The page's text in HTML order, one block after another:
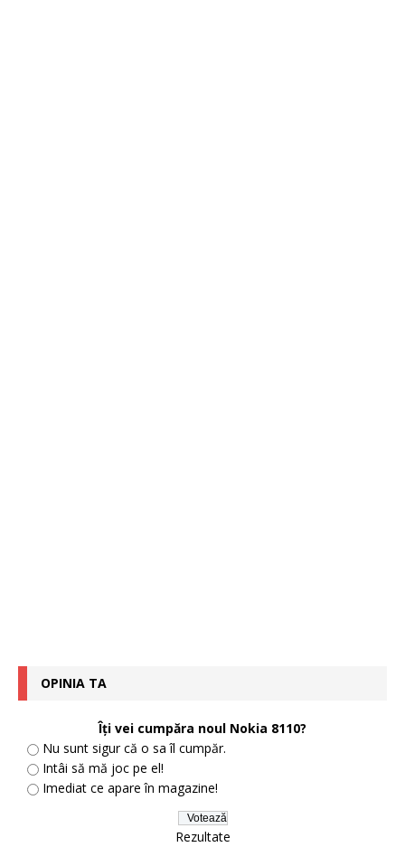
OPINIA TA
Îţi vei cumpăra noul Nokia 8110?
Nu sunt sigur că o sa îl cumpăr.
Intâi să mă joc pe el!
Imediat ce apare în magazine!
Rezultate